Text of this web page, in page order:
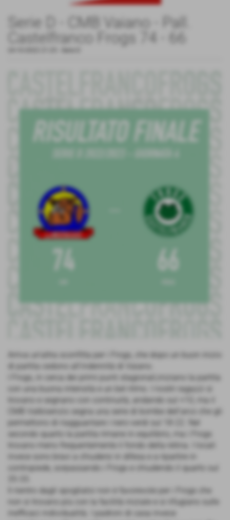
Serie D - CMB Vaiano - Pall.
Castelfranco Frogs 74 - 66
Arriva un'altra sconfitta per i Frogs, che dopo un buon inizio
di partita cedono all'indennità di Vaiano.
I Frogs, in cerca dei primi punti stagionali,iniziano la partita
con una buona intensità e un bel ritmo. I nostri ragazzi si
trovano e segnano con continuità, andando sul +10, ma il
CMB Valbisenzio segna una serie di bombe dell'arco che gli
permettono di riagguantare i nero-verdi sul 18-22. Nel
secondo quarto la partita rimane in equilibrio, ma i Frogs
trovano meno frequentemente il fondo della retina. I locali
invece sono bravi a chiudersi in difesa e a ripartire in
contropiede, sorpassando i Frogs e chiudendo il quarto sul
Il rientro dagli spogliatoi non è favorevole per i Frogs che
non si trovano più con la facilità iniziale e si rifugiano sulle
inefficaci individualità. I padroni di casa invece